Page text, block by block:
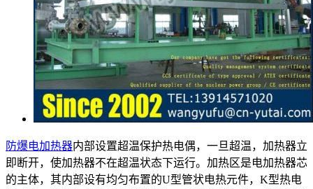
防爆电加热器内部设置超温保护热电偶，一旦超温，加热器立
即断开，使加热器不在超温状态下运行。加热区是电加热器芯
的主体，其内部设有均匀布置的U型管状电热元件，K型热电